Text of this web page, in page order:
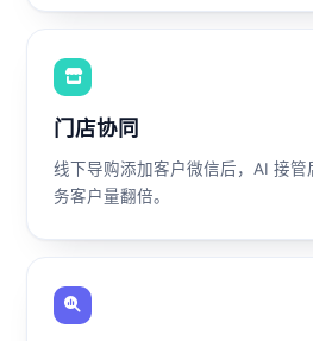
门店协同
线下导购添加客户微信后，AI 接
务客户量翻倍。